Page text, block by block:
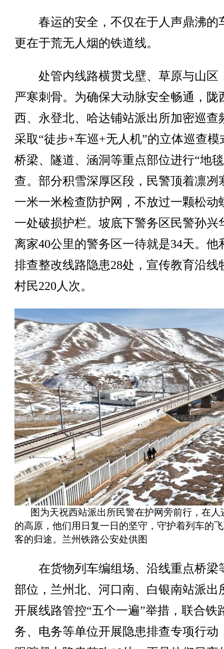
春运的安全，不仅在于人声鼎沸的
更在于荒无人烟的铁道线。
处管内线路横贯戈壁、草原与山区
严寒刺骨。为确保大动脉安全畅通，陇
西、永登北、哈达铺站派出所加密巡查
采取“徒步+车巡+无人机”的立体巡查模
桥梁、隧道、涵洞等重点部位进行“地
查。部分积雪深厚区段，民警顶着凛冽
一米一米检查防护网，不放过一颗松动
一处破损护栏。坡底下警务区民警孙兴
离家40公里的警务区一待就是34天。他
排查整改线路隐患28处，宣传教育沿线
村民220人次。
图为天祝西站派出所民警在护网旁前行，在人
的高原，他们用日复一日的坚守，守护着列车的
客的归途。兰州铁路公安处供图
在货物列车编组场、沿线重点桥梁
部位，兰州北、河口南、白银南站派出
开展线路管控“五个一遍”举措，联合铁
务、电务等单位开展隐患排查专项行动